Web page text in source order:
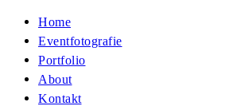
Home
Eventfotografie
Portfolio
About
Kontakt